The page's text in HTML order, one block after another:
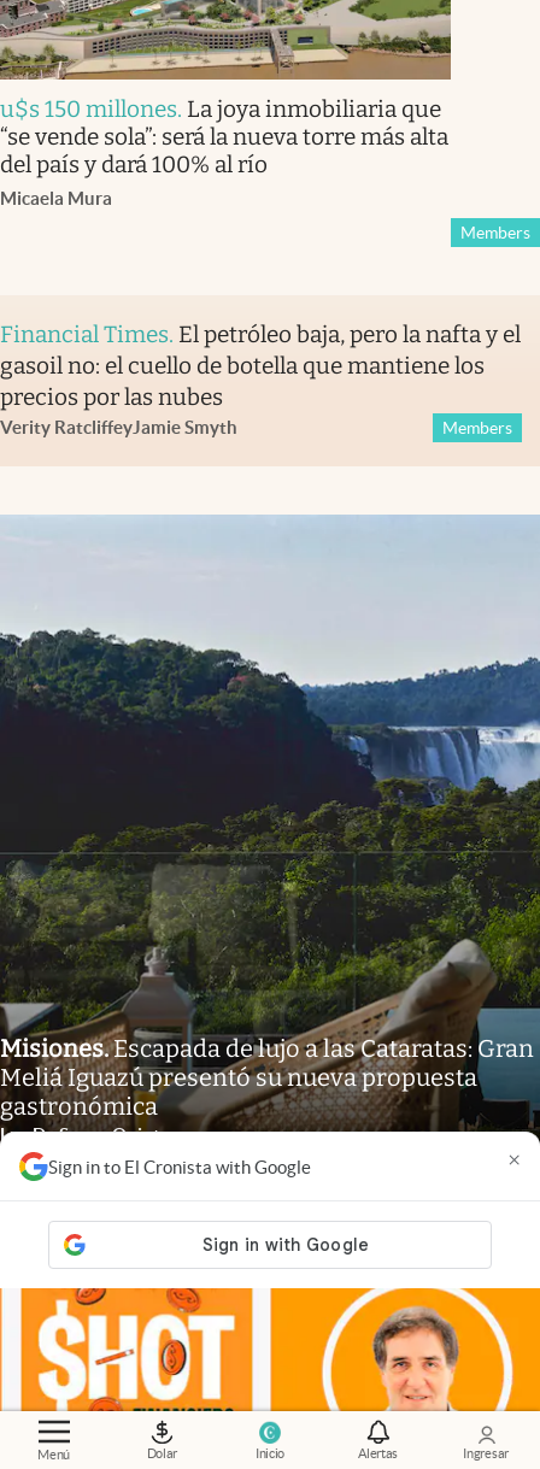
Menú Dolar Inicio Alertas Ingresar
Sign in to El Cronista with Google ×
u$s 150 millones. La joya inmobiliaria que
“se vende sola”: será la nueva torre más alta
del país y dará 100% al río
Micaela Mura
Members
Financial Times. El petróleo baja, pero la nafta y el
gasoil no: el cuello de botella que mantiene los
precios por las nubes
Verity RatcliffeyJamie Smyth Members
Misiones.Escapada de lujo a las Cataratas: Gran
Meliá Iguazú presentó su nueva propuesta
gastronómica
Luz De Sousa Quintas